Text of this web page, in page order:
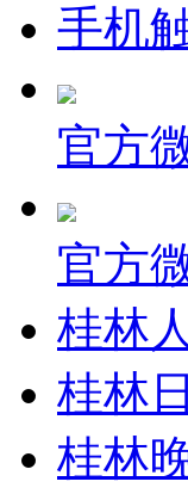
手机
官方
官方
桂林
桂林
桂林